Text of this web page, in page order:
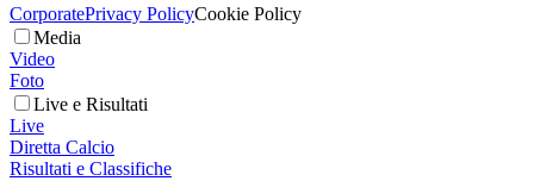
CorporatePrivacy PolicyCookie Policy
Media
Video
Foto
Live e Risultati
Live
Diretta Calcio
Risultati e Classifiche